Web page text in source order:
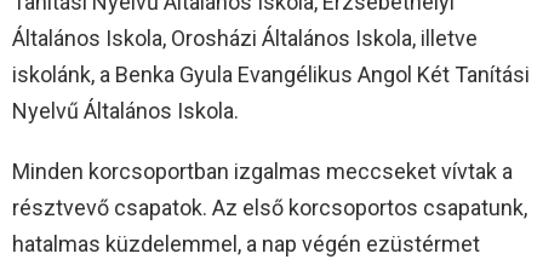
Általános Iskola, Orosházi Általános Iskola, illetve
iskolánk, a Benka Gyula Evangélikus Angol Két Tanítási
Nyelvű Általános Iskola.
Minden korcsoportban izgalmas meccseket vívtak a
résztvevő csapatok. Az első korcsoportos csapatunk,
hatalmas küzdelemmel, a nap végén ezüstérmet